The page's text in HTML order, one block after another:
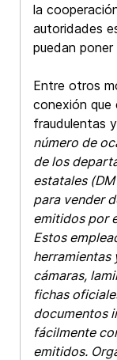
la
autoridades
puedan
Entre otros
conexión
fraudulentas
número de
de los
estatales
para vender
emitidos por
Estos
cámaras,
fichas
documentos
fácilmente
emitidos.